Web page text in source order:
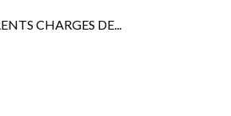
CHARGES DE...